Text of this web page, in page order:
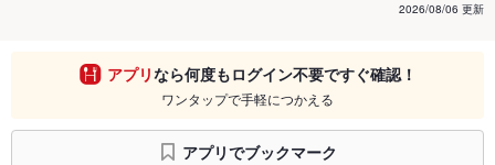
2026/08/06 更新
アプリなら何度もログイン不要ですぐ確認！
ワンタップで手軽につかえる
アプリでブックマーク